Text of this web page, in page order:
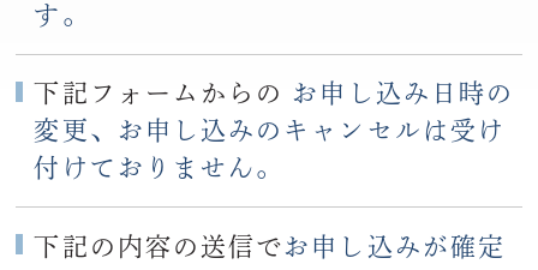
す。
下記フォームからの お申し込み日時の
変更、お申し込みのキャンセルは受け
付けておりません。
下記の内容の送信でお申し込みが確定